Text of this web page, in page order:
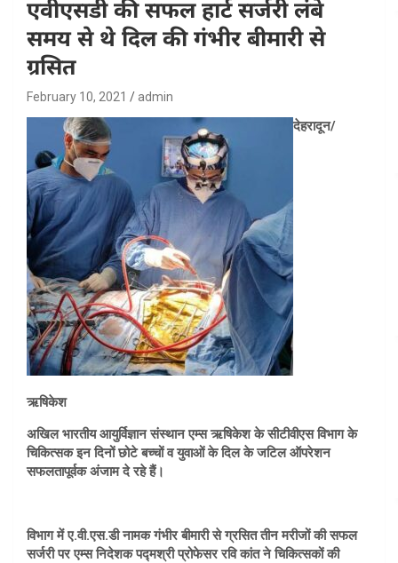
एवीएसडी की सफल हार्ट सर्जरी लंबे
समय से थे दिल की गंभीर बीमारी से
ग्रसित
February 10, 2021 admin
देहरादून/
ऋषिकेश
अखिल भारतीय आयुर्विज्ञान संस्थान एम्स ऋषिकेश के सीटीवीएस विभाग के
चिकित्सक इन दिनों छोटे बच्चों व युवाओं के दिल के जटिल ऑपरेशन
सफलतापूर्वक अंजाम दे रहे हैं।
विभाग में ए.वी.एस.डी नामक गंभीर बीमारी से ग्रसित तीन मरीजों की सफल
सर्जरी पर एम्स निदेशक पद्मश्री प्रोफेसर रवि कांत ने चिकित्सकों की